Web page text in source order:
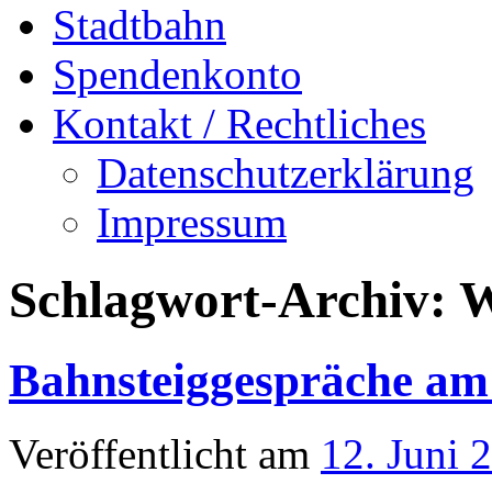
Stadtbahn
Spendenkonto
Kontakt / Rechtliches
Datenschutzerklärung
Impressum
Schlagwort-Archiv:
Bahnsteiggespräche
Veröffentlicht am 12. Juni